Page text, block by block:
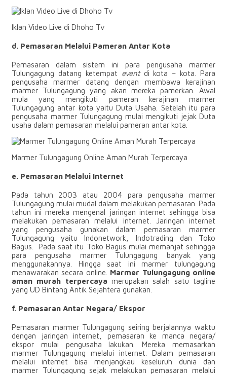
Iklan Video Live di Dhoho Tv
d. Pemasaran Melalui Pameran Antar Kota
Pemasaran dalam sistem ini para pengusaha marmer
Tulungagung datang ketempat event di kota – kota. Para
pengusaha marmer datang dengan membawa kerajinan
marmer Tulungagung yang akan mereka pamerkan. Awal
mula yang mengikuti pameran kerajinan marmer
Tulungagung antar kota yaitu Duta Usaha. Setelah itu para
pengusaha marmer Tulungagung mulai mengikuti jejak Duta
usaha dalam pemasaran melalui pameran antar kota.
Marmer Tulungagung Online Aman Murah Terpercaya
e. Pemasaran Melalui Internet
Pada tahun 2003 atau 2004 para pengusaha marmer
Tulungagung mulai mudal dalam melakukan pemasaran. Pada
tahun ini mereka mengenal jaringan internet sehingga bisa
melakukan pemasaran melalui internet. Jaringan internet
yang pengusaha gunakan dalam pemasaran marmer
Tulungagung yaitu Indonetwork, Indotrading dan Toko
Bagus. Pada saat itu Toko Bagus mulai memanjat sehingga
para pengusaha marmer Tulungagung banyak yang
menggunakannya. Hingga saat ini marmer tulungagung
menawarakan secara online. Marmer Tulungagung online
aman murah terpercaya merupakan salah satu tagline
yang UD Bintang Antik Sejahtera gunakan.
f. Pemasaran Antar Negara/ Ekspor
Pemasaran marmer Tulungagung seiring berjalannya waktu
dengan jaringan internet, pemasaran ke manca negara/
ekspor mulai pengusaha lakukan. Mereka memasarkan
marmer Tulungagung melalui internet. Dalam pemasaran
melalui internet bisa menjangkau keseluruh dunia dan
marmer Tulungagung sejak melakukan pemasaran melalui